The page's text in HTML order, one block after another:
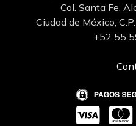
Col. Santa Fe,
Ciudad de México,
+52 55